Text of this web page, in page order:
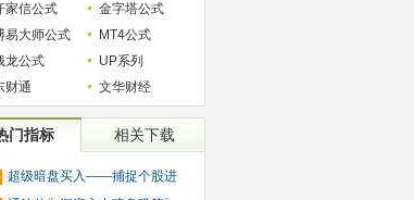
家信公式
金字塔公式
易大师公式
MT4公式
龙公式
UP系列
财通
文华财经
门指标 相关下载
超级暗盘买入——捕捉个股进